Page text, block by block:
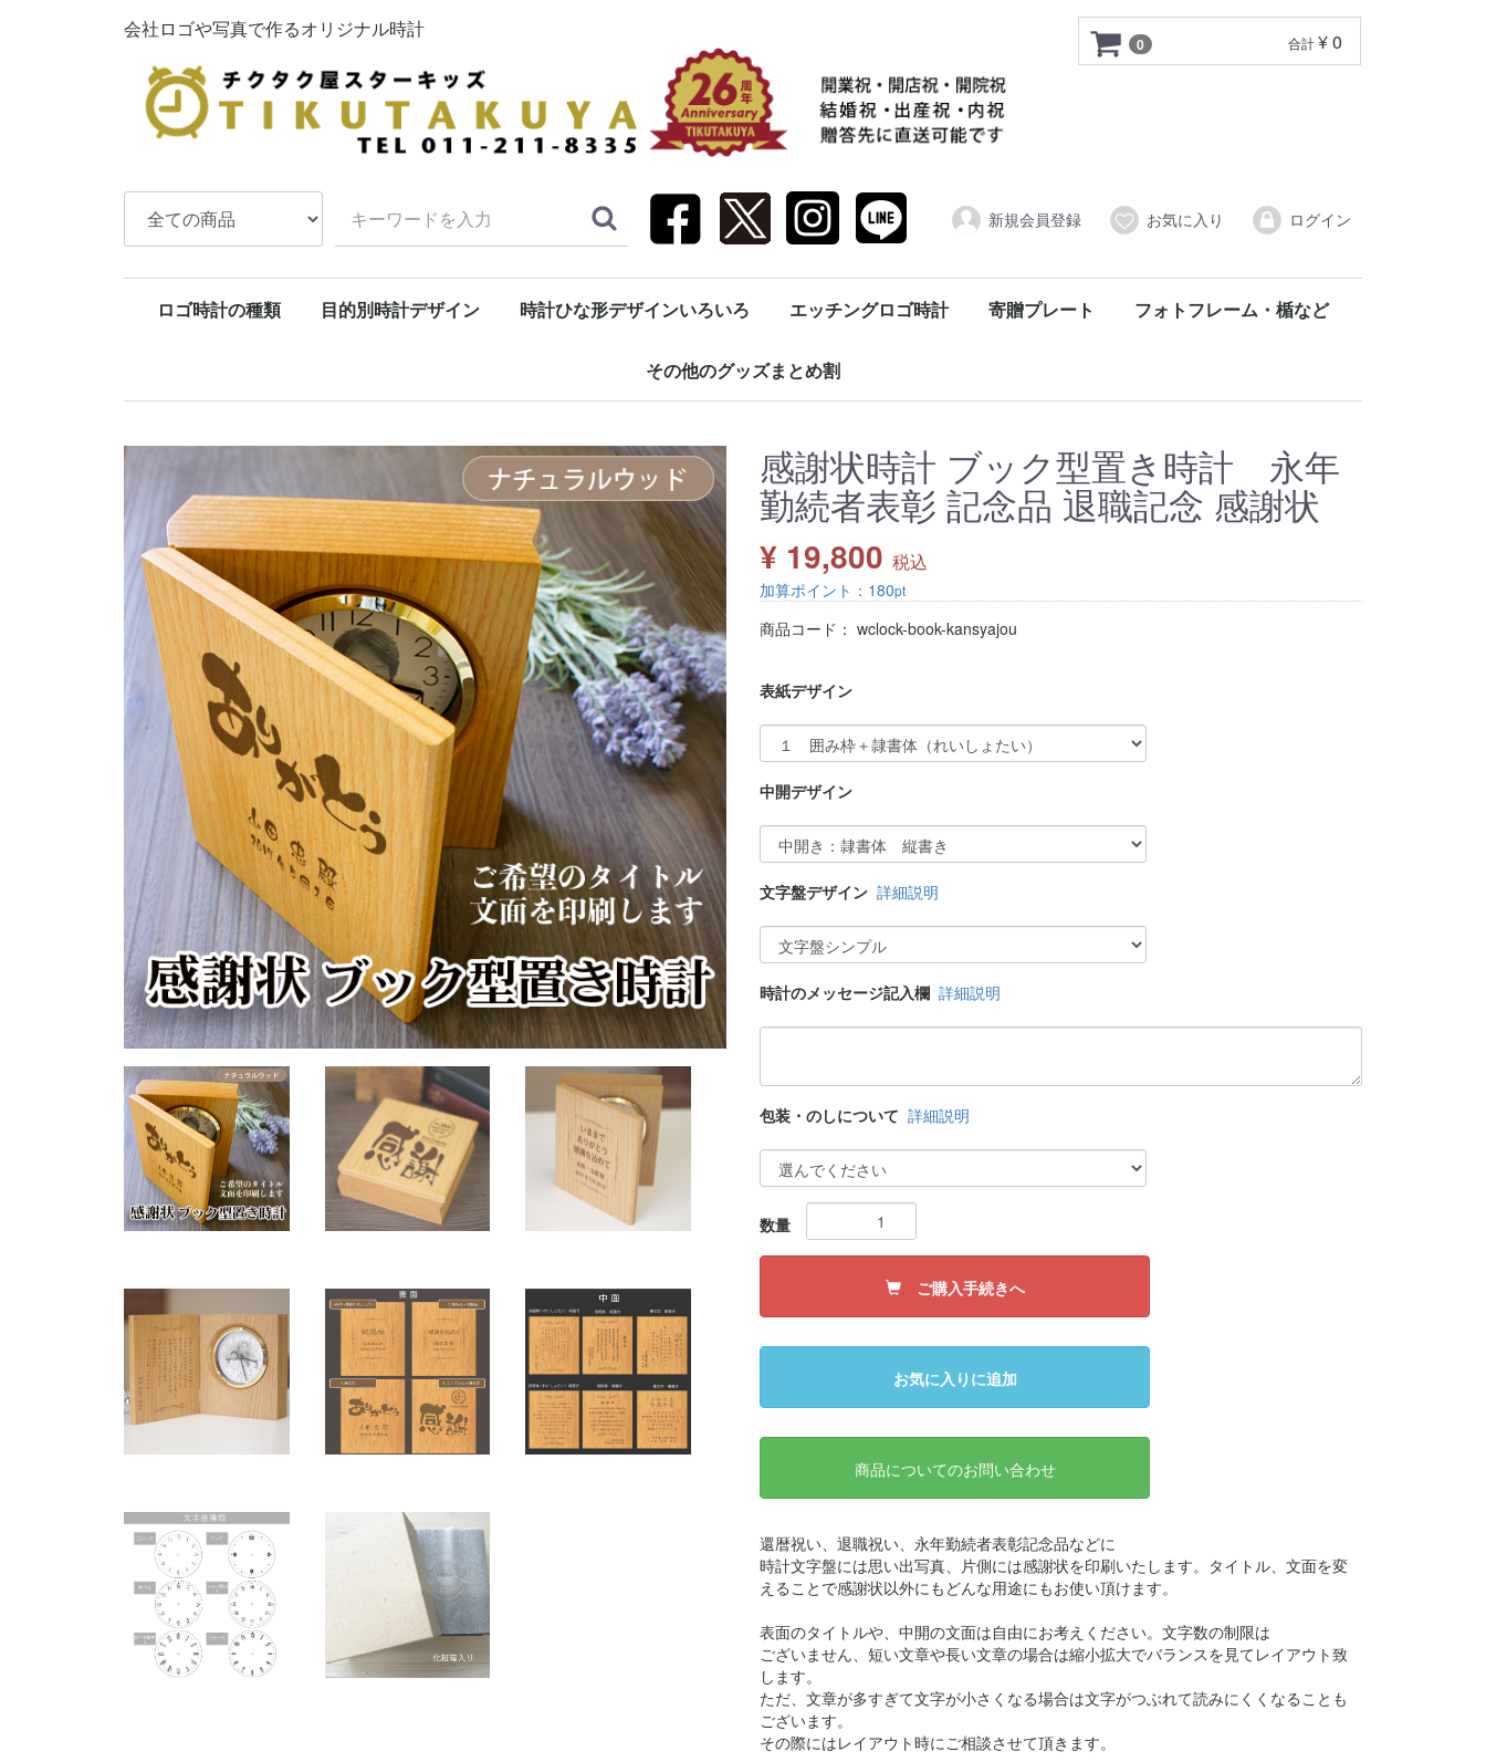
会社ロゴや写真で作るオリジナル時計
0 合計¥ 0
新規会員登録 お気に入り ログイン
ロゴ時計の種類 目的別時計デザイン 時計ひな形デザインいろいろ
懐中時計・コンパクト時計
エッチングロゴ時計
彫刻（エッチング加工）
寄贈プレート フォトフレーム・楯など
その他のグッズまとめ割
感謝状時計 ブック型置き時計 永年
勤続者表彰 記念品 退職記念 感謝状
¥ 19,800 税込
加算ポイント： 180pt
商品コード： wclock-book-kansyajou
表紙デザイン
中開デザイン
文字盤デザイン 詳細説明
時計のメッセージ記入欄 詳細説明
包装・のしについて 詳細説明
数量
ご購入手続きへ
お気に入りに追加
商品についてのお問い合わせ
還暦祝い、退職祝い、永年勤続者表彰記念品などに
時計文字盤には思い出写真、片側には感謝状を印刷いたします。タイトル、文面を変
えることで感謝状以外にもどんな用途にもお使い頂けます。
表面のタイトルや、中開の文面は自由にお考えください。文字数の制限は
ございません、短い文章や長い文章の場合は縮小拡大でバランスを見てレイアウト致
します。
ただ、文章が多すぎて文字が小さくなる場合は文字がつぶれて読みにくくなることも
ございます。
その際にはレイアウト時にご相談させて頂きます。